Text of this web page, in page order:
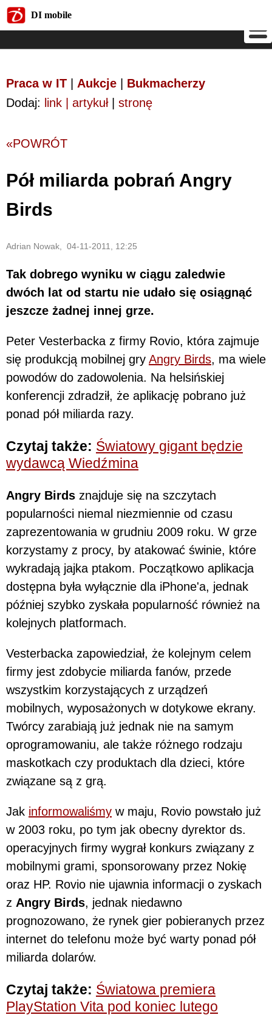
DI mobile
Praca w IT Aukcje
Bukmacherzy
Dodaj: link | artykuł| stronę
«POWRÓT
Pół miliarda pobrań Angry
Birds
Adrian Nowak, 04-11-2011, 12:25
Tak dobrego wyniku w ciągu zaledwie
dwóch lat od startu nie udało się osiągnąć
jeszcze żadnej innej grze.
Peter Vesterbacka z firmy Rovio, która zajmuje
się produkcją mobilnej gry Angry Birds, ma wiele
powodów do zadowolenia. Na helsińskiej
konferencji zdradził, że aplikację pobrano już
ponad pół miliarda razy.
Czytaj także: Światowy gigant będzie
wydawcą Wiedźmina
Angry Birds znajduje się na szczytach
popularności niemal niezmiennie od czasu
zaprezentowania w grudniu 2009 roku. W grze
korzystamy z procy, by atakować świnie, które
wykradają jajka ptakom. Początkowo aplikacja
dostępna była wyłącznie dla iPhone'a, jednak
później szybko zyskała popularność również na
kolejnych platformach.
Vesterbacka zapowiedział, że kolejnym celem
firmy jest zdobycie miliarda fanów, przede
wszystkim korzystających z urządzeń
mobilnych, wyposażonych w dotykowe ekrany.
Twórcy zarabiają już jednak nie na samym
oprogramowaniu, ale także różnego rodzaju
maskotkach czy produktach dla dzieci, które
związane są z grą.
Jak informowaliśmy w maju, Rovio powstało już
w 2003 roku, po tym jak obecny dyrektor ds.
operacyjnych firmy wygrał konkurs związany z
mobilnymi grami, sponsorowany przez Nokię
oraz HP. Rovio nie ujawnia informacji o zyskach
z Angry Birds, jednak niedawno
prognozowano, że rynek gier pobieranych przez
internet do telefonu może być warty ponad pół
miliarda dolarów.
Czytaj także: Światowa premiera
PlayStation Vita pod koniec lutego
DI mobile